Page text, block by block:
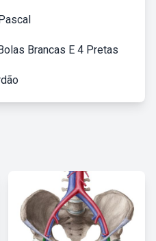
Brancas E 4 Pretas